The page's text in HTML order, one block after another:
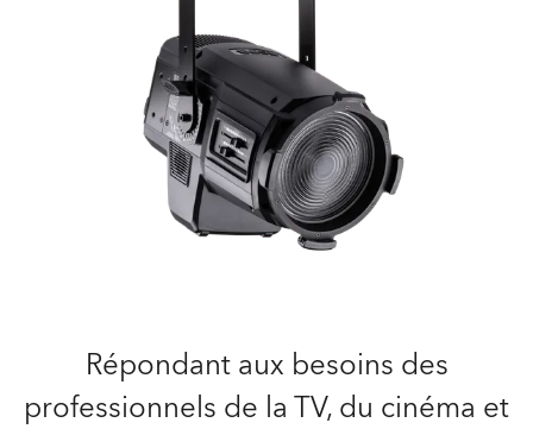
Répondant aux besoins des
professionnels de la TV, du cinéma et